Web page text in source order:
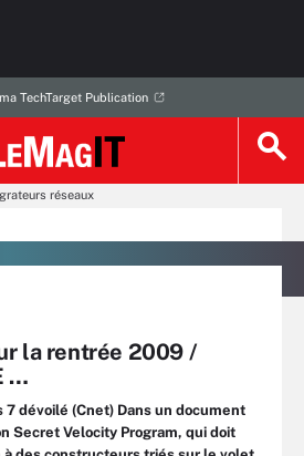
TechTarget Publication
réseaux
la rentrée 2009 /
…
7 dévoilé (Cnet) Dans un document
Secret Velocity Program, qui doit